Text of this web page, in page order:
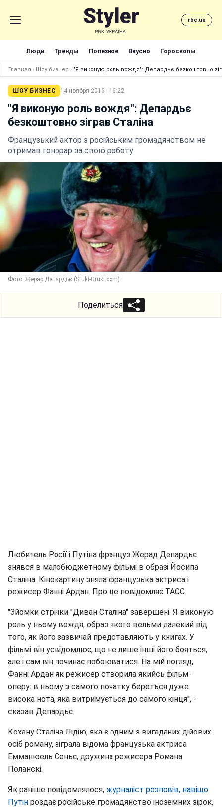
rbc.ua
Люди Тренды Полезное Вкусно Гороскопы
Главная › Шоу бизнес › "Я виконую роль вождя": Депардьє безкоштовно
ШОУ БИЗНЕС 14 ноября 2016 · 16:22
"Я виконую роль вождя": Депардьє
безкоштовно зіграв Сталіна
Французький актор з російським громадянством не
отримав гонорар за свою роботу
Фото: Жерар Депардьє (Stuki-Druki.com)
Поделиться
Любитель Росії і Путіна француз Жерад Депардьє
знявся в малобюджетному фільмі в образі Йосипа
Сталіна. Кінокартину зняла французька актриса і
режисер Фанні Ардан. Про це повідомляє ТАСС.
"Зйомки стрічки "Диван Сталіна" завершені. Я виконую
роль у ньому вождя, образ якого вельми далекий від
того, як його зазвичай представляють у книгах. У
фільмі він усвідомлює, що не лише інші його бояться,
але і сам він починає побоюватися. На мій погляд,
Фанні Ардан як режисер створила якийсь фільм-
оперу: в ньому з самого початку береться дуже
висока нота, яка витримується до самого кінця", -
сказав Депардьє.
Кохану Сталіна Лідію, яка є одним з вигаданих дійових
осіб роману, зіграла відома французька актриса
Емманюель Сеньє, дружина режисера Романа
Поланскі.
Як раніше повідомлялося, журналіст розповів, навіщо
Путін роздає російське громадянство іноземних зірок.